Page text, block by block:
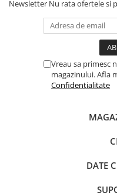
Newsletter Nu rata ofertele si
Vreau sa primesc
magazinului. Afla
Confidentialitate
DATE